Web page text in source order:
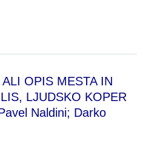
OPIS MESTA IN
LJUDSKO KOPER
Naldini; Darko